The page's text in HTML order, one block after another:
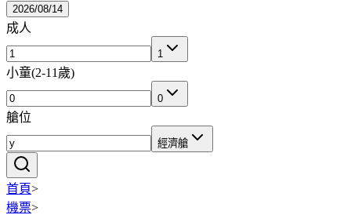
2026/08/14
成人
1
小童(2-11歲)
0
艙位
經濟艙
首頁>
機票>